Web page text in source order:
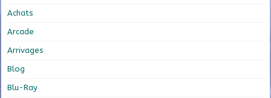
Achats
Arcade
Arrivages
Blog
Blu-Ray